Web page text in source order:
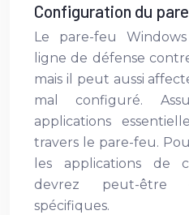
Configuration du
Le pare-feu
ligne de défense
mais il peut aussi
mal configuré.
applications
travers le pare-feu.
les applications de
devrez peut-
spécifiques.